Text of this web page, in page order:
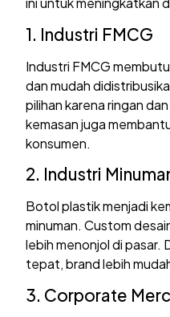
1. Industri FMCG
Industri FMCG
dan mudah
pilihan karena ringan
kemasan juga
konsumen.
2. Industri
Botol plastik menjadi
minuman. Custom
lebih menonjol di pasar.
tepat, brand lebih
3. Corporate